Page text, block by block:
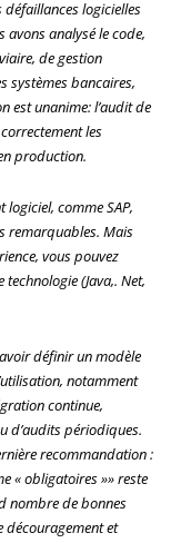
défaillances logicielles
analysé le code,
de gestion
systèmes bancaires,
est unanime: l’audit de
les
production.
comme SAP,
remarquables. Mais
vous pouvez
(Java,. Net,
définir un modèle
notamment
continue,
d’audits périodiques.
recommandation :
« obligatoires »» reste
nombre de bonnes
découragement et